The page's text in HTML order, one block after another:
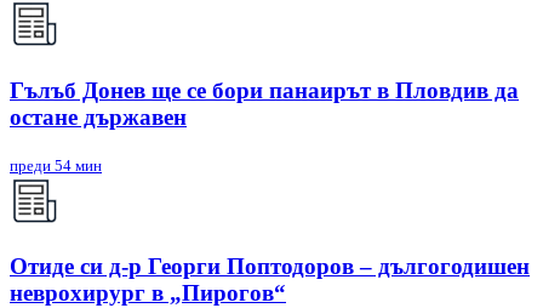
Гълъб Донев ще се бори панаирът в Пловдив да
остане държавен
преди 54 мин
Отиде си д-р Георги Поптодоров – дългогодишен
неврохирург в „Пирогов“